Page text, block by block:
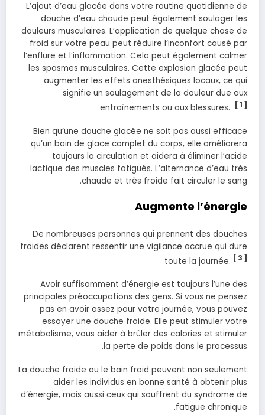
L’ajout d’eau glacée dans votre routine quotidienne de
douche d’eau chaude peut également soulager les
douleurs musculaires. L’application de quelque chose de
froid sur votre peau peut réduire l’inconfort causé par
l’enflure et l’inflammation. Cela peut également calmer
les spasmes musculaires. Cette explosion glacée peut
augmenter les effets anesthésiques locaux, ce qui
signifie un soulagement de la douleur due aux
entraînements ou aux blessures.
[ 1 ]
Bien qu’une douche glacée ne soit pas aussi efficace
qu’un bain de glace complet du corps, elle améliorera
toujours la circulation et aidera à éliminer l’acide
lactique des muscles fatigués. L’alternance d’eau très
chaude et très froide fait circuler le sang.
Augmente l’énergie
De nombreuses personnes qui prennent des douches
froides déclarent ressentir une vigilance accrue qui dure
toute la journée. [ 3 ]
Avoir suffisamment d’énergie est toujours l’une des
principales préoccupations des gens. Si vous ne pensez
pas en avoir assez pour votre journée, vous pouvez
essayer une douche froide. Elle peut stimuler votre
métabolisme, vous aider à brûler des calories et stimuler
la perte de poids dans le processus.
La douche froide ou le bain froid peuvent non seulement
aider les individus en bonne santé à obtenir plus
d’énergie, mais aussi ceux qui souffrent du syndrome de
fatigue chronique.